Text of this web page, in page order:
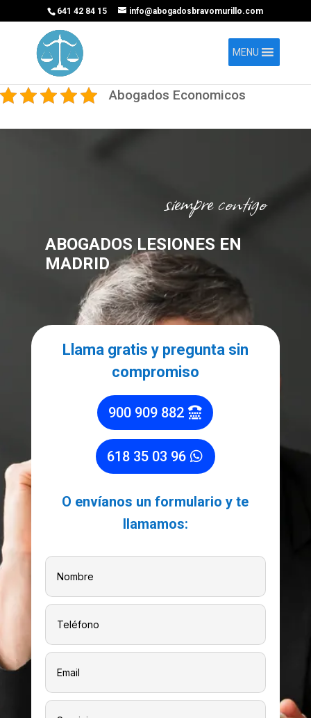
641 42 84 15 info@abogadosbravomurillo.com
MENU
Abogados Economicos
siempre contigo
ABOGADOS LESIONES EN
MADRID
Llama gratis y pregunta sin
compromiso
900 909 882
618 35 03 96
O envíanos un formulario y te
llamamos: